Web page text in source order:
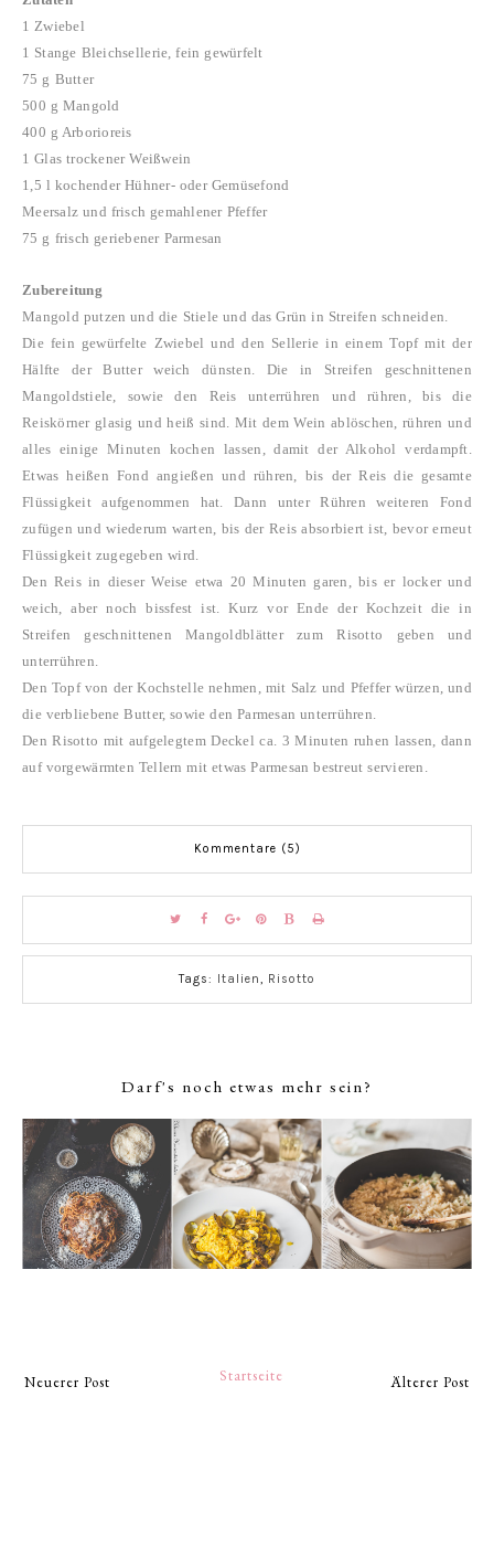
1 Zwiebel
1 Stange Bleichsellerie, fein gewürfelt
75 g Butter
500 g Mangold
400 g Arborioreis
1 Glas trockener Weißwein
1,5 l kochender Hühner- oder Gemüsefond
Meersalz und frisch gemahlener Pfeffer
75 g frisch geriebener Parmesan
Zubereitung
Mangold putzen und die Stiele und das Grün in Streifen schneiden.
Die fein gewürfelte Zwiebel und den Sellerie in einem Topf mit der
Hälfte der Butter weich dünsten. Die in Streifen geschnittenen
Mangoldstiele, sowie den Reis unterrührenund rühren, bis die
Reiskörner glasig und heiß sind. Mit dem Wein ablöschen, rühren und
alles einige Minuten kochen lassen, damit der Alkohol verdampft.
Etwas heißen Fond angießen und rühren, bis der Reis die gesamte
Flüssigkeit aufgenommen hat. Dann unter Rühren weiteren Fond
zufügen und wiederum warten, bis der Reis absorbiert ist, bevor erneut
Flüssigkeit zugegeben wird.
Den Reis in dieser Weise etwa 20 Minuten garen, bis er locker und
weich, aber noch bissfest ist. Kurz vor Ende der Kochzeit die in
Streifen geschnittenen Mangoldblätter zum Risotto geben und
unterrühren.
Den Topf von der Kochstelle nehmen, mit Salz und Pfeffer würzen, und
die verbliebene Butter, sowie den Parmesan unterrühren.
Den Risotto mit aufgelegtem Deckel ca. 3 Minuten ruhen lassen, dann
auf vorgewärmten Tellern mit etwas Parmesan bestreut servieren.
Kommentare (5)
Tags: Italien, Risotto
Darf's noch etwas mehr sein?
Neuerer Post Älterer Post
Startseite